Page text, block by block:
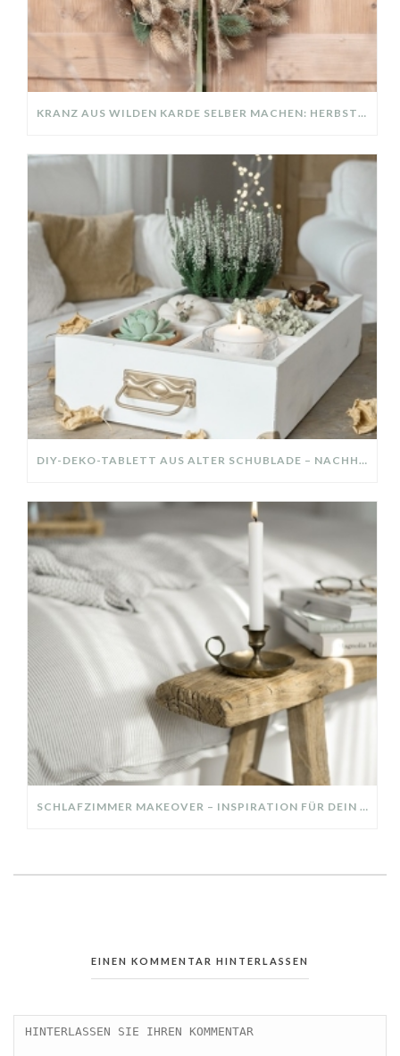
KRANZ AUS WILDEN KARDE SELBER MACHEN: HERBSTDEKO GANZ EINFACH
DIY-DEKO-TABLETT AUS ALTER SCHUBLADE – NACHHALTIGE HERBSTDEKO SELBER MACHEN!
SCHLAFZIMMER MAKEOVER – INSPIRATION FÜR DEIN SCHLAFZIMMER: AUS ALT MACH NEU – HELL, GEMÜTLICH UND EINLADEND
EINEN KOMMENTAR HINTERLASSEN